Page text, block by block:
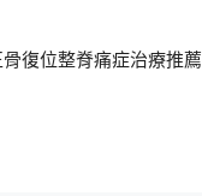
復位整脊痛症治療推薦